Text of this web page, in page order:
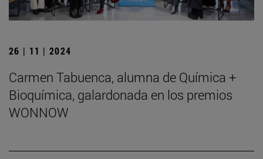
26 | 11 | 2024
Carmen Tabuenca, alumna de Química +
Bioquímica, galardonada en los premios
WONNOW